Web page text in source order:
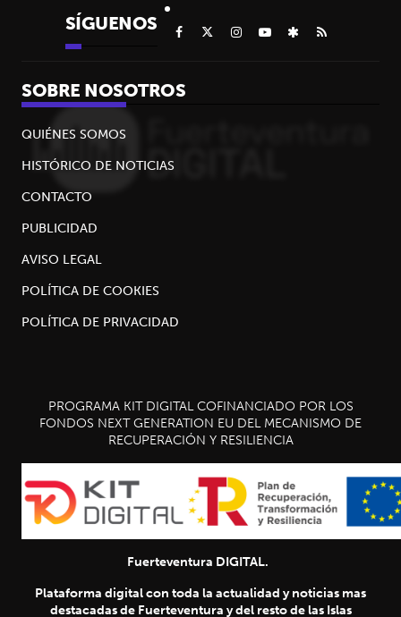
SÍGUENOS
SOBRE NOSOTROS
QUIÉNES SOMOS
HISTÓRICO DE NOTICIAS
CONTACTO
PUBLICIDAD
AVISO LEGAL
POLÍTICA DE COOKIES
POLÍTICA DE PRIVACIDAD
PROGRAMA KIT DIGITAL COFINANCIADO POR LOS
FONDOS NEXT GENERATION EU DEL MECANISMO DE
RECUPERACIÓN Y RESILIENCIA
Fuerteventura DIGITAL.
Plataforma digital con toda la actualidad y noticias mas
destacadas de Fuerteventura y del resto de las Islas